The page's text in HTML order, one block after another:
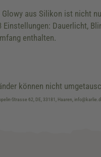
aus Silikon ist nicht
Dauerlicht,
enthalten.
können nicht
Strasse 62, DE, 33181, Haaren,